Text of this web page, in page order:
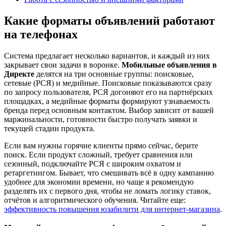
Какие форматы объявлений работают
на телефонах
Система предлагает несколько вариантов, и каждый из них
закрывает свои задачи в воронке. Мобильные объявления в
Директе делятся на три основные группы: поисковые,
сетевые (РСЯ) и медийные. Поисковые показываются сразу
по запросу пользователя, РСЯ догоняют его на партнёрских
площадках, а медийные форматы формируют узнаваемость
бренда перед основным контактом. Выбор зависит от вашей
маржинальности, готовности быстро получать заявки и
текущей стадии продукта.
Если вам нужны горячие клиенты прямо сейчас, берите
поиск. Если продукт сложный, требует сравнения или
сезонный, подключайте РСЯ с широким охватом и
ретаргетингом. Бывает, что смешивать всё в одну кампанию
удобнее для экономии времени, но чаще я рекомендую
разделять их с первого дня, чтобы не ломать логику ставок,
отчётов и алгоритмического обучения. Читайте еще:
эффективность повышения юзабилити для интернет-магазина.